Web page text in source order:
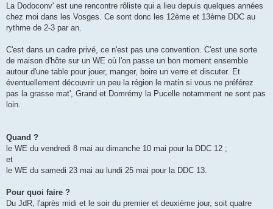
s
a
g
La Dodoconv' est une rencontre rôliste qui a lieu depuis quelques années
chez moi dans les Vosges. Ce sont donc les 12ème et 13ème DDC au
rythme de 2-3 par an.
C'est dans un cadre privé, ce n'est pas une convention. C'est une sorte
de maison d'hôte sur un WE où l'on passe un bon moment ensemble
autour d'une table pour jouer, manger, boire un verre et discuter. Et
éventuellement découvrir un peu la région le matin si vous ne préférez
pas la grasse mat', Grand et Domrémy la Pucelle notamment ne sont pas
loin.
Quand ?
le WE du vendredi 8 mai au dimanche 10 mai pour la DDC 12 ;
et
le WE du samedi 23 mai au lundi 25 mai pour la DDC 13.
Pour quoi faire ?
Du JdR, l'après midi et le soir du premier et deuxième jour, soit quatre